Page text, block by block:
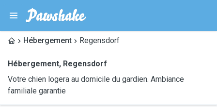
Hébergement Regensdorf
Hébergement, Regensdorf
Votre chien logera au domicile du gardien. Ambiance
familiale garantie